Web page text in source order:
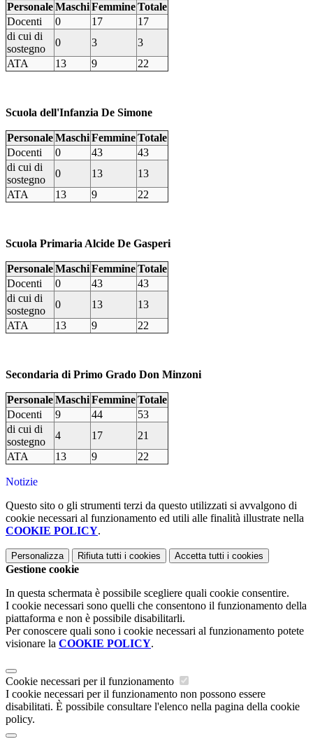
PersonaleMaschiFemmineTotale
Docenti
0 17
17
di cui di
sostegno
0 3
3
ATA
13 9 22
Scuola dell'Infanzia De Simone
PersonaleMaschiFemmineTotale
Docenti
0 43
43
di cui di
sostegno
0 13
13
ATA
13 9 22
Scuola Primaria Alcide De Gasperi
PersonaleMaschiFemmineTotale
Docenti
0 43
43
di cui di
sostegno
0 13
13
ATA
13 9 22
Secondaria di Primo Grado Don Minzoni
PersonaleMaschiFemmineTotale
Docenti
9 44
53
di cui di
sostegno
4 17
21
ATA
13 9 22
Notizie
Questo sito o gli strumenti terzi da questo utilizzati si avvalgono di
cookie necessari al funzionamento ed utili alle finalità illustrate nella
COOKIE POLICY.
Personalizza Rifiuta tutti i cookies Accetta tutti i cookies
Gestione cookie
In questa schermata è possibile scegliere quali cookie consentire.
I cookie necessari sono quelli che consentono il funzionamento della
piattaforma e non è possibile disabilitarli.
Per conoscere quali sono i cookie necessari al funzionamento potete
visionare la COOKIE POLICY.
Cookie necessari per il funzionamento
I cookie necessari per il funzionamento non possono essere
disabilitati. È possibile consultare l'elenco nella pagina della cookie
policy.